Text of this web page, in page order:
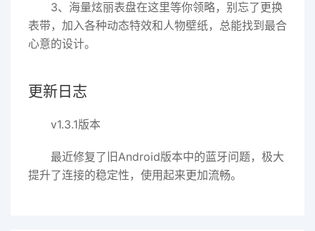
3、海量炫丽表盘在这里等你领略，别忘了更换
表带，加入各种动态特效和人物壁纸，总能找到最合
心意的设计。
更新日志
v1.3.1版本
最近修复了旧Android版本中的蓝牙问题，极大
提升了连接的稳定性，使用起来更加流畅。